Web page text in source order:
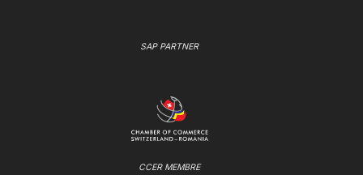
SAP PARTNER
CCER MEMBRE